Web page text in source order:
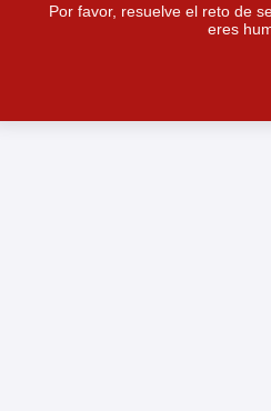
Por favor, resuelve el reto de
eres